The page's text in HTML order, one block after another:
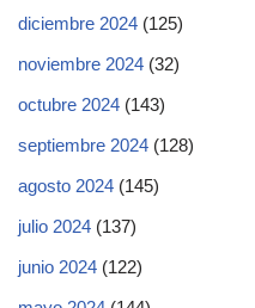
diciembre 2024 (125)
noviembre 2024 (32)
octubre 2024 (143)
septiembre 2024 (128)
agosto 2024 (145)
julio 2024 (137)
junio 2024 (122)